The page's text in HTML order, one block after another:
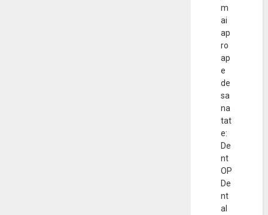
m
ai
ap
ro
ap
e
de
sa
na
tat
e:
De
nt
OP
De
nt
al